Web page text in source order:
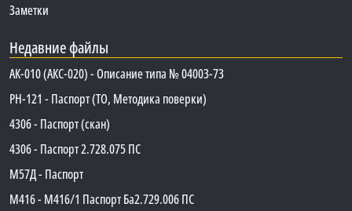
Заметки
Недавние файлы
АК-010 (АКС-020) - Описание типа № 04003-73
PH-121 - Паспорт (ТО, Методика поверки)
4306 - Паспорт (скан)
4306 - Паспорт 2.728.075 ПС
М57Д - Паспорт
М416 - М416/1 Паспорт Ба2.729.006 ПС